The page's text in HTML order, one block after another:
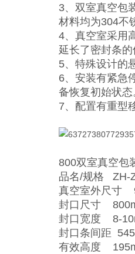
3、双室真空包
材料均为304不
4、真空室采用
延长了密封条
5、特殊设计的
6、安装有紧急
备恢复初始状态
7、配置有重型
800双室真空包
品名/规格 ZH-
真空室外尺寸
封口尺寸
封口宽度 8-
封口条间距
有效高度